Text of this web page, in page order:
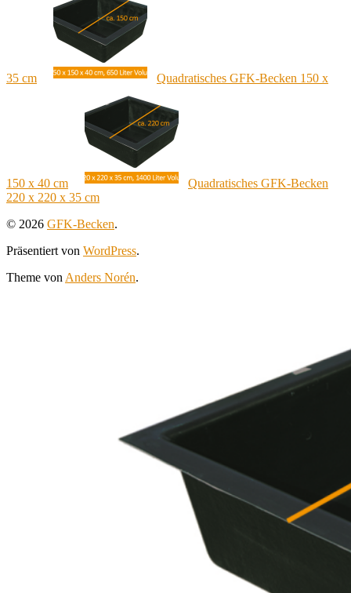
35 cm Quadratisches GFK-Becken 150 x
150 x 40 cm
Quadratisches GFK-Becken
220 x 220 x 35 cm
© 2026 GFK-Becken.
Präsentiert von WordPress.
Theme von Anders Norén.